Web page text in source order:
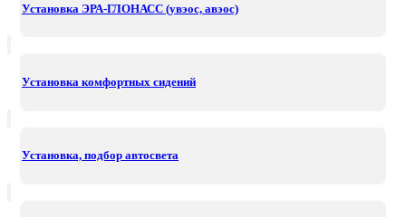
Установка ЭРА-ГЛОНАСС (увэос, авэос)
Установка комфортных сидений
Установка, подбор автосвета